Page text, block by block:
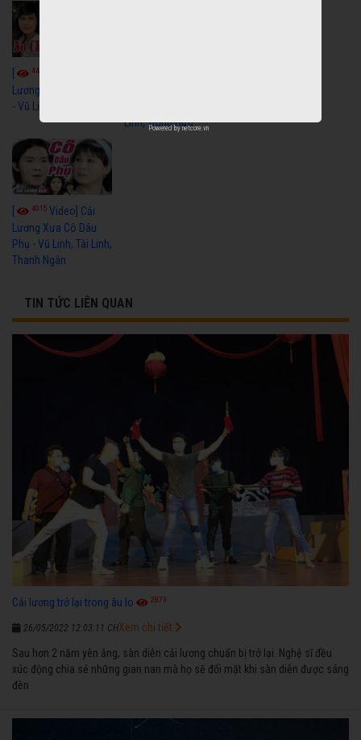
4432
Lương Nợ Cha Con Trả
- Vũ Linh, Tài Linh
Linh, Trọng Hữu
[ 4015 Video] Cải
Lương Xưa Cô Dâu
Phụ - Vũ Linh, Tài Linh,
Thanh Ngân
TIN TỨC LIÊN QUAN
Cải lương trở lại trong âu lo 2873
26/05/2022 12:03:11 CH
Sau hơn 2 năm yên ắng, sàn diễn cải lương chuẩn bị trở lại. Nghệ sĩ đều
xúc động chia sẻ những gian nan mà họ sẽ đối mặt khi sàn diễn được sáng
đèn
Xem chi tiết
Powered by netcore.vn